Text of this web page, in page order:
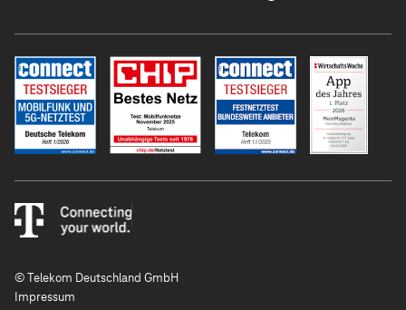
© Telekom Deutschland GmbH
Impressum